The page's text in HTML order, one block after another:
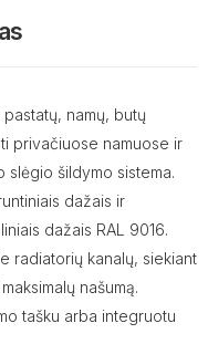
namų, butų
privačiuose namuose ir
slėgio šildymo sistema.
dažais ir
dažais RAL 9016.
radiatorių kanalų, siekiant
našumą.
tašku arba integruotu